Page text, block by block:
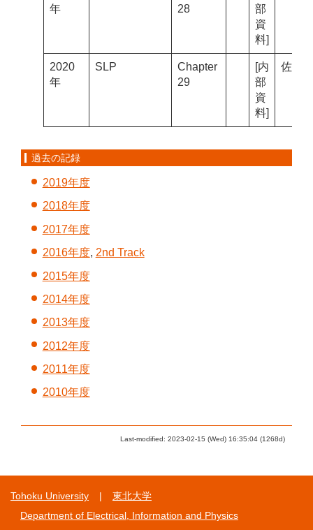
年
28
部
資
料]
2020
年
SLP
Chapter
29
[内
部
資
料]
佐藤S
過去の記録
2019年度
2018年度
2017年度
2016年度, 2nd Track
2015年度
2014年度
2013年度
2012年度
2011年度
2010年度
Last-modified: 2023-02-15 (Wed) 16:35:04 (1268d)
Tohoku University
東北大学
Department of Electrical, Information and Physics